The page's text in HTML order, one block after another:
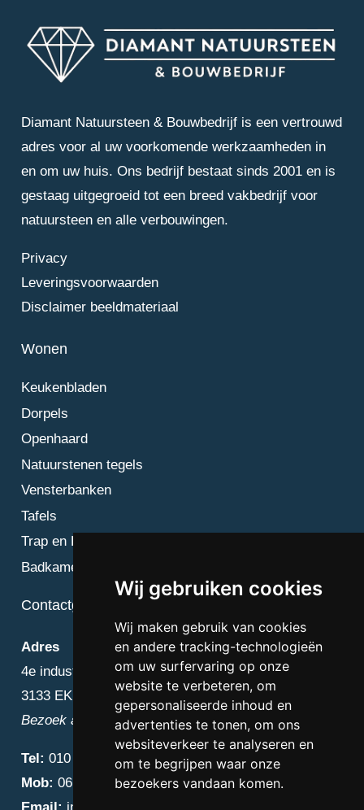
Wij gebruiken cookies
Wij maken gebruik van cookies
en andere tracking-technologieën
om uw surfervaring op onze
website te verbeteren, om
gepersonaliseerde inhoud en
advertenties te tonen, om ons
websiteverkeer te analyseren en
om te begrijpen waar onze
bezoekers vandaan komen.
Diamant Natuursteen & Bouwbedrijf is een vertrouwd
adres voor al uw voorkomende werkzaamheden in
en om uw huis. Ons bedrijf bestaat sinds 2001 en is
gestaag uitgegroeid tot een breed vakbedrijf voor
natuursteen en alle verbouwingen.
Privacy
Leveringsvoorwaarden
Disclaimer beeldmateriaal
Wonen
Keukenbladen
Dorpels
Openhaard
Natuurstenen tegels
Vensterbanken
Tafels
Trap en Bordes
Badkamer
Contactgegevens
Adres
4e industriestraat 25
3133 EK Vlaardingen
Bezoek alleen op afspraak
Tel: 010 – 223 3759
Mob: 06 – 4838 1000
Email: info@diamantnatuursteen.nl